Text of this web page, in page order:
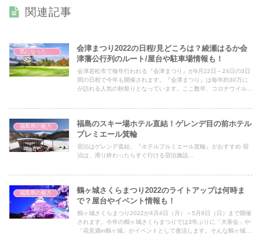
関連記事
会津まつり2022の日程/見どころは？綾瀬はるか会
津藩公行列のルート/屋台や駐車場情報も！
会津若松市で毎年行われる『会津まつり』が9月22日～24日の3日
間の日程で今年も開催されます。『会津まつり』は毎年約30万に
が訪れる人気の秋祭りとなっています。ここ数年、コロナウイルス
綾瀬はるかさんの参加が決まり話題となっています。 そこで今回
は、会津まつり2022について、お祭りのスケジュールや会津藩公
前に日程・藩公行列のルートを確認して確実に綾瀬はるかさんに会
ってくださいね♪
福島県の魅力
福島のスキー場ホテル直結！ゲレンデ目の前ホテル
プレミエール箕輪
宿泊はゲレンデ直結、『ホテルプルミエール箕輪』がおすすめ 宿
泊は、滑り終わったらすぐ行ける宿泊施設...
福島県の魅力
鶴ヶ城さくらまつり2022のライトアップは何時ま
で？屋台やイベント情報も！
鶴ヶ城さくらまつり2022が4月4日（月）～5月8日（日）まで開催
されます。今年の鶴ヶ城さくらまつりでは3年ぶりに「大茶会」や
「花見酒in鶴ヶ城」がイベントとして復活します。そんな鶴ヶ城さ